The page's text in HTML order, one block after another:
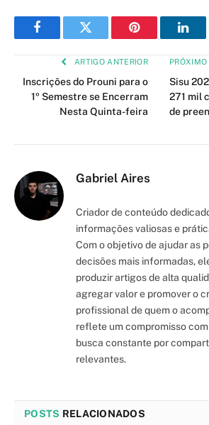
FacebookTwitter Pinterest
ARTIGO ANTERIOR
Inscrições do Prouni para o
1º Semestre se Encerram
Nesta Quinta-feira
Sisu
271 mil
de
Gabriel Aires
Criador de conteúdo
informações valiosas e
Com o objetivo de ajudar as
decisões mais informadas,
produzir artigos de alta
agregar valor e promover o
profissional de quem o
reflete um compromisso
busca constante por
relevantes.
POSTS RELACIONADOS